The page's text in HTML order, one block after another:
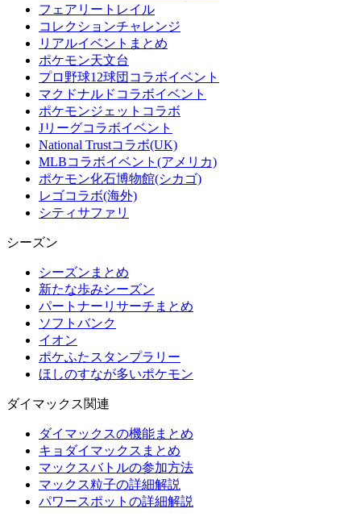
フェアリートレイル
コレクションチャレンジ
リアルイベントまとめ
ポケモン天文台
プロ野球12球団コラボイベント
マクドナルドコラボイベント
ポケモンジェットコラボ
Jリーグコラボイベント
National Trustコラボ(UK)
MLBコラボイベント(アメリカ)
ポケモン化石博物館(シカゴ)
レゴコラボ(海外)
シティサファリ
シーズン
シーズンまとめ
新たな歩みシーズン
パートナーリサーチまとめ
ソフトバンク
イオン
ポケふたスタンプラリー
ほしのすなが多いポケモン
ダイマックス関連
ダイマックスの機能まとめ
キョダイマックスまとめ
マックスバトルの参加方法
マックス粒子の詳細解説
パワースポットの詳細解説